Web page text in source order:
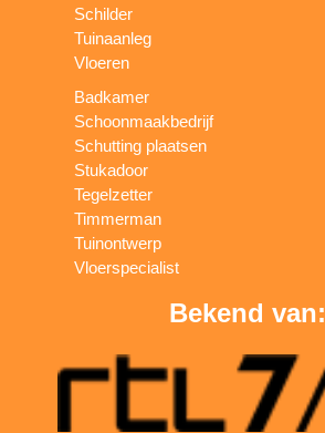
Schilder
Tuinaanleg
Vloeren
Badkamer
Schoonmaakbedrijf
Schutting plaatsen
Stukadoor
Tegelzetter
Timmerman
Tuinontwerp
Vloerspecialist
Bekend van: